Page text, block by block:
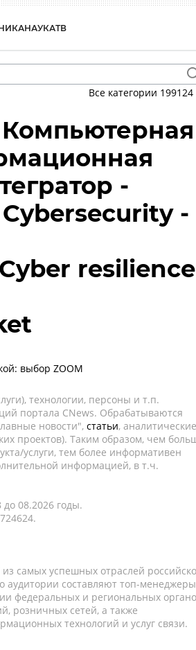
НАУКАТВ
Все категории 199124
-
-
resilience
выбор ZOOM
технологии, персоны и т.п.
портала CNews. Обрабатываются
новости", статьи, аналитические
проектов). Таким образом, чем
услуги, тем более информативен
информацией, в т.ч.
08.2026 годы.
самых успешных отраслей
аудитории составляют топ-
федеральных и региональных
розничных сетей, а также
технологий и услуг связи.